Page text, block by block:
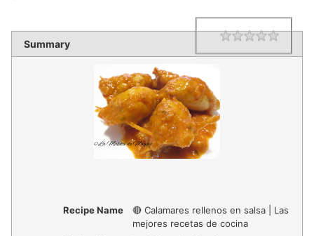
Summary Rating
Recipe Name
🔴 Calamares rellenos en salsa | Las
mejores recetas de cocina